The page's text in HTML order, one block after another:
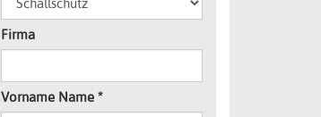
Firma
Vorname Name *